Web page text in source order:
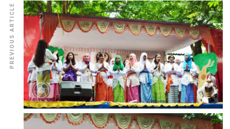
PREVIOUS ARTICLE NEXT ARTICLE